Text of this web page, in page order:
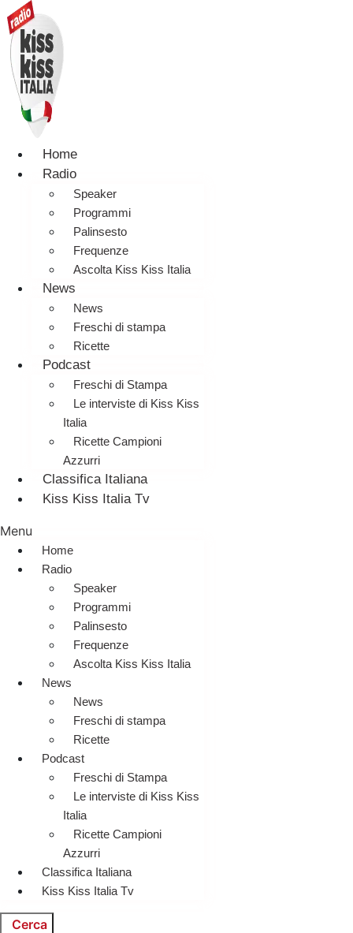
Home
Radio
Speaker
Programmi
Palinsesto
Frequenze
Ascolta Kiss Kiss Italia
News
News
Freschi di stampa
Ricette
Podcast
Freschi di Stampa
Le interviste di Kiss Kiss
Italia
Ricette Campioni
Azzurri
Classifica Italiana
Kiss Kiss Italia Tv
Menu
Home
Radio
Speaker
Programmi
Palinsesto
Frequenze
Ascolta Kiss Kiss Italia
News
News
Freschi di stampa
Ricette
Podcast
Freschi di Stampa
Le interviste di Kiss Kiss
Italia
Ricette Campioni
Azzurri
Classifica Italiana
Kiss Kiss Italia Tv
Cerca